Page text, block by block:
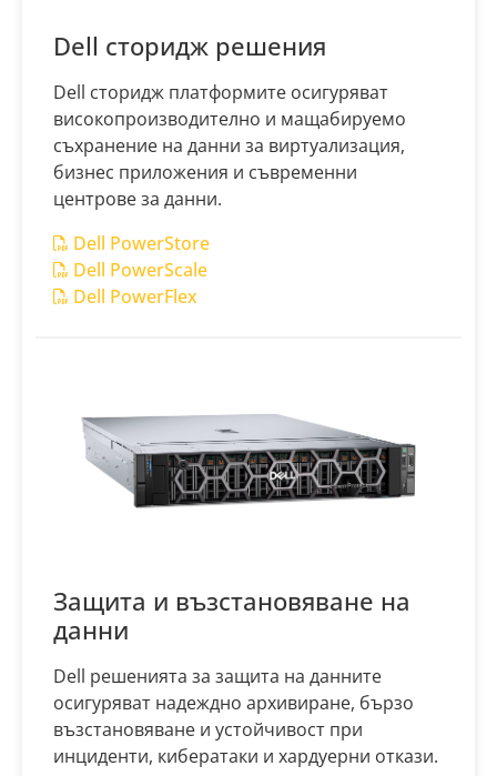
Dell сторидж решения
Dell сторидж платформите осигуряват
високопроизводително и мащабируемо
съхранение на данни за виртуализация,
бизнес приложения и съвременни
центрове за данни.
Dell PowerStore
Dell PowerScale
Dell PowerFlex
Защита и възстановяване на
данни
Dell решенията за защита на данните
осигуряват надеждно архивиране, бързо
възстановяване и устойчивост при
инциденти, кибератаки и хардуерни откази.